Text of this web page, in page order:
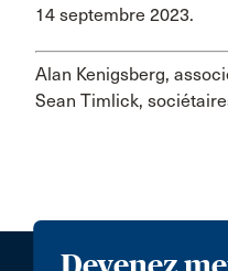
14 septembre 2023.
Alan Kenigsberg,
Sean Timlick,